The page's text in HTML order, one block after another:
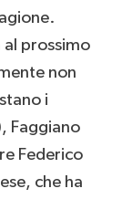
prossimo
non
i
Faggiano
Federico
che ha